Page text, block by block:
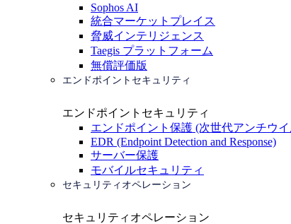
Sophos AI
統合マーケットプレイス
脅威インテリジェンス
Taegis プラットフォーム
無償評価版
エンドポイントセキュリティ
エンドポイントセキュリティ
エンドポイント保護 (次世代アンチウ
EDR (Endpoint Detection and Response)
サーバー保護
モバイルセキュリティ
セキュリティオペレーション
セキュリティオペレーション